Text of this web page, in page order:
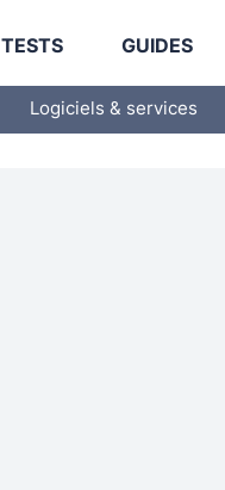
TESTS GUIDES
Logiciels & services